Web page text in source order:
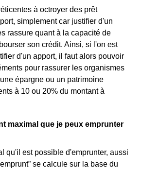
à octroyer des prêt
simplement car justifier d'un
rassure quant à la capacité de
son crédit. Ainsi, si l'on est
d'un apport, il faut alors pouvoir
pour rassurer les organismes
épargne ou un patrimoine
à 10 ou 20% du montant à
maximal que je peux emprunter
qu'il est possible d'emprunter, aussi
se calcule sur la base du